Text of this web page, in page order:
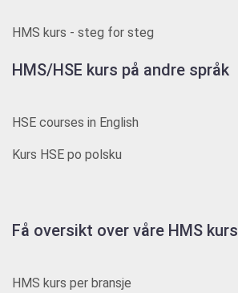
HMS kurs - steg for steg
HMS/HSE kurs på andre språk
HSE courses in English
Kurs HSE po polsku
Få oversikt over våre HMS kurs
HMS kurs per bransje